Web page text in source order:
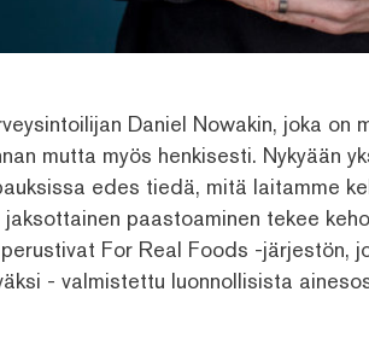
Daniel Nowakin, joka
mutta myös henkisesti.
edes tiedä, mitä laitamme
paastoaminen tekee
For Real Foods -
- valmistettu luonnollisista